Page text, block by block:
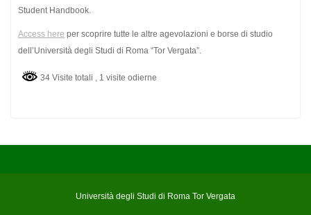
Student Handbook.
Access here per scoprire tutte le altre agevolazioni e borse di studio
dell’Università degli Studi di Roma “Tor Vergata”.
34 Visite totali , 1 visite odierne
Università degli Studi di Roma Tor Vergata